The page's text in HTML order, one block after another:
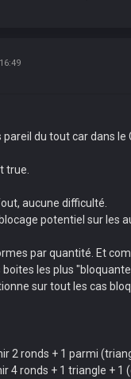
pareil du tout car dans le
true.
aucune difficulté.
potentiel sur les
par quantité. Et
les plus
sur tout les cas
2 ronds + 1 parmi
4 ronds + 1 triangle + 1